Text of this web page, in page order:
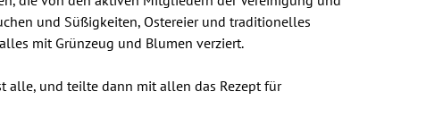
und Süßigkeiten, Ostereier und traditionelles
mit Grünzeug und Blumen verziert.
alle, und teilte dann mit allen das Rezept für